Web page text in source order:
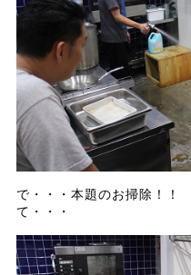
で・・・本題のお掃除！！
て・・・